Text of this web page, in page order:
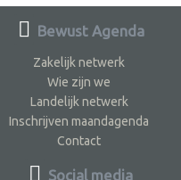
Bewust Agenda
Zakelijk netwerk
Wie zijn we
Landelijk netwerk
Inschrijven maandagenda
Contact
Social media